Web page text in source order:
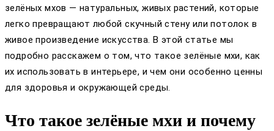
зелёных мхов — натуральных, живых растений, которые
легко превращают любой скучный стену или потолок в
живое произведение искусства. В этой статье мы
подробно расскажем о том, что такое зелёные мхи, как
их использовать в интерьере, и чем они особенно ценны
для здоровья и окружающей среды.
Что такое зелёные мхи и почему